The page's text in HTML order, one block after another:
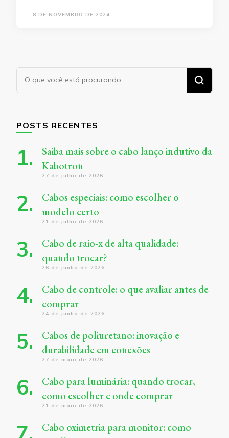
8 DE NOVEMBRO DE 2024
Procurando
algo?
POSTS RECENTES
Saiba mais sobre o cabo lanço indutivo da
Kabotron
27 de julho de 2026
Cabos especiais: como escolher o
modelo certo
21 de julho de 2026
Cabo de raio-x de alta qualidade:
quando trocar?
26 de junho de 2026
Cabo de controle: o que avaliar antes de
comprar
24 de junho de 2026
Cabos de poliuretano: inovação e
durabilidade em conexões
27 de maio de 2026
Cabo para luminária: quando trocar,
como escolher e onde comprar
21 de maio de 2026
Cabo oximetria para monitor: como